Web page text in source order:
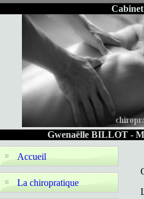
Gwenaëlle BILLOT -
Accueil
La chiropratique